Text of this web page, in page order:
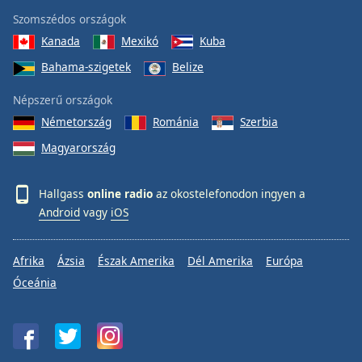
Szomszédos országok
Kanada
Mexikó
Kuba
Bahama-szigetek
Belize
Népszerű országok
Németország
Románia
Szerbia
Magyarország
Hallgass online radio az okostelefonodon ingyen a
Android vagy iOS
Afrika Ázsia Észak Amerika Dél Amerika
Európa
Óceánia